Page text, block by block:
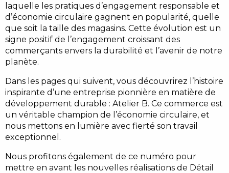
laquelle les pratiques d’engagement responsable et
d’économie circulaire gagnent en popularité, quelle
que soit la taille des magasins. Cette évolution est un
signe positif de l’engagement croissant des
commerçants envers la durabilité et l’avenir de notre
planète.
Dans les pages qui suivent, vous découvrirez l’histoire
inspirante d’une entreprise pionnière en matière de
développement durable : Atelier B. Ce commerce est
un véritable champion de l’économie circulaire, et
nous mettons en lumière avec fierté son travail
exceptionnel.
Nous profitons également de ce numéro pour
mettre en avant les nouvelles réalisations de Détail